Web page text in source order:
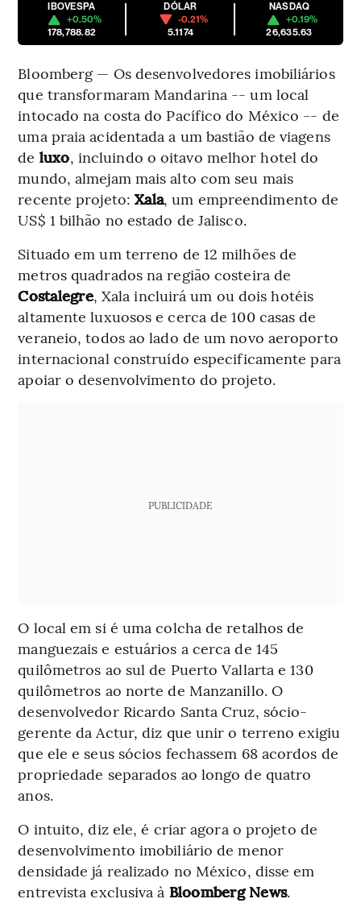
IBOVESPA
+0.50%
178,788.82
DÓLAR
-0.21%
5.1174
NASDAQ
+0.19%
26,635.63
Bloomberg — Os desenvolvedores imobiliários
que transformaram Mandarina -- um local
intocado na costa do Pacífico do México -- de
uma praia acidentada a um bastião de viagens
de luxo, incluindo o oitavo melhor hotel do
mundo, almejam mais alto com seu mais
recente projeto:Xala, um empreendimento de
US$ 1 bilhão no estado de Jalisco.
Situado em um terreno de 12 milhões de
metros quadrados na região costeira de
Costalegre, Xala incluirá um ou dois hotéis
altamente luxuosos e cerca de 100 casas de
veraneio, todos ao lado de um novo aeroporto
internacional construído especificamente para
apoiar o desenvolvimento do projeto.
PUBLICIDADE
O local em si é uma colcha de retalhos de
manguezais e estuários a cerca de 145
quilômetros ao sul de Puerto Vallarta e 130
quilômetros ao norte de Manzanillo. O
desenvolvedor Ricardo Santa Cruz, sócio-
gerente da Actur, diz que unir o terreno exigiu
que ele e seus sócios fechassem 68 acordos de
propriedade separados ao longo de quatro
anos.
O intuito, diz ele, é criar agora o projeto de
desenvolvimento imobiliário de menor
densidade já realizado no México, disse em
entrevista exclusiva à Bloomberg News.